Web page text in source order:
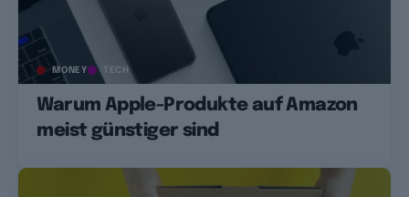
MONEY TECH
Warum Apple-Produkte auf Amazon
meist günstiger sind